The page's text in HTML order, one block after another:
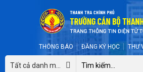
THÔNG BÁO ĐĂNG KÝ HỌC THƯ
Tất cả danh mục